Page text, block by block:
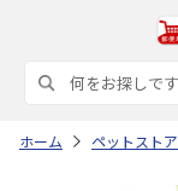
ホーム ペットストア